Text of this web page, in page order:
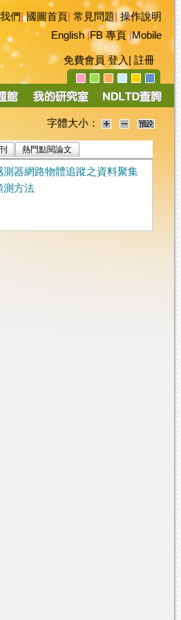
們|國圖首頁 常見問題|操作說明
English|FB 專頁|Mobile
免費會員 登入 註冊
字體大小：
熱門點閱論文
測器網路物體追蹤之資料聚集
測方法